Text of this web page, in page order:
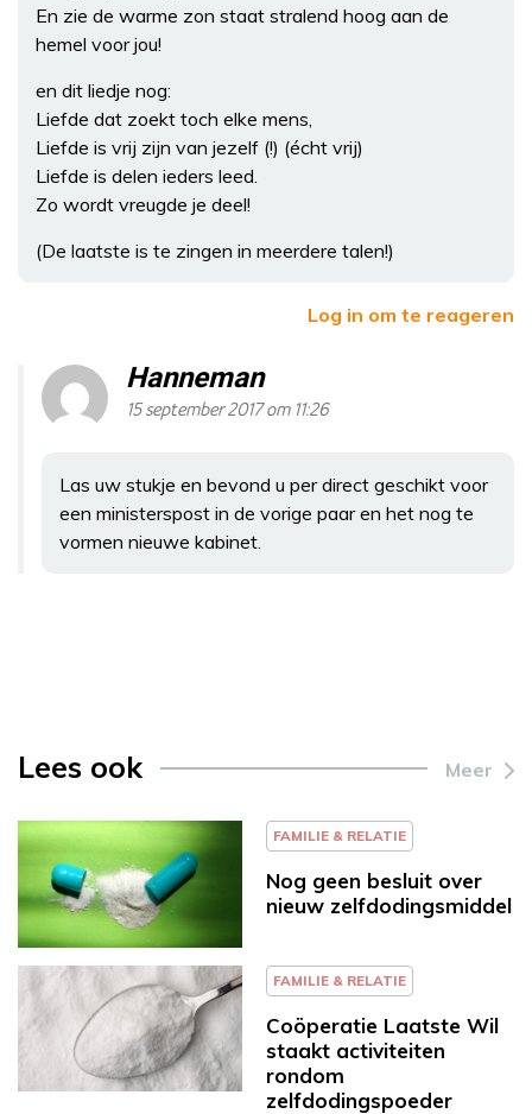
En zie de warme zon staat stralend hoog aan de
hemel voor jou!
en dit liedje nog:
Liefde dat zoekt toch elke mens,
Liefde is vrij zijn van jezelf (!) (écht vrij)
Liefde is delen ieders leed.
Zo wordt vreugde je deel!
(De laatste is te zingen in meerdere talen!)
Log in om te reageren
Hanneman
15 september 2017 om 11:26
Las uw stukje en bevond u per direct geschikt voor
een ministerspost in de vorige paar en het nog te
vormen nieuwe kabinet.
Lees ook Meer
FAMILIE & RELATIE
Nog geen besluit over
nieuw zelfdodingsmiddel
FAMILIE & RELATIE
Coöperatie Laatste Wil
staakt activiteiten
rondom
zelfdodingspoeder